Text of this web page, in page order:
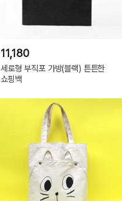
11,180
세로형 부직포 가방(블랙) 튼튼한
쇼핑백